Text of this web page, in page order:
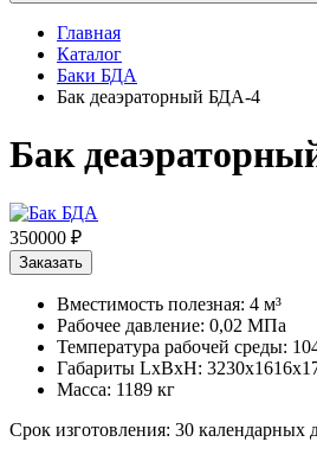
Главная
Каталог
Баки БДА
Бак деаэраторный БДА-4
Бак
350000 ₽
Заказать
Вместимость полезная: 4 м³
Рабочее давление: 0,02 МПа
Температура рабочей среды:
Габариты LxBxH:
Масса: 1189 кг
Срок изготовления: 30 календарных